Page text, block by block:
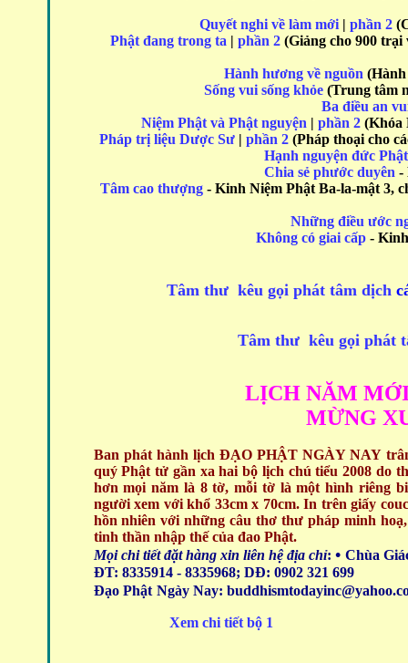
Quyết nghi về làm mới | phần 2
Phật đang trong ta | phần 2 (Giảng cho 900
Hành hương về nguồn
Sống vui sống khỏe (Trung tâm
Ba điều an
Niệm Phật và Phật nguyện | phần 2 (Khóa
Pháp trị liệu Dược Sư| phần 2(Pháp thoại cho
Hạnh nguyện đức
Chia sẻ phước duyên -
Tâm cao thượng- Kinh Niệm Phật Ba-la-mật 3,
Những điều ước
Không có giai cấp -
Tâmthư kêu gọi phát tâm dịch
Tâm thư kêu gọi phát
LỊCH NĂM
MỪNG
Ban phát hành lịch ĐẠO PHẬT NGÀY NAY
quý Phật tử gần xa hai bộ lịch chú tiểu 2008 do
hơn mọi năm là 8 tờ, mỗi tờ là một hình riêng
người xem với khổ 33cm x 70cm. In trên giấy
hồn nhiên với những câu thơ thư pháp minh
tinh thần nhập thế của đao Phật.
Mọi chi tiết đặt hàng xin liên hệ địa chỉ: • Chùa
ĐT: 8335914 - 8335968; DĐ: 0902 321 699
Đạo Phật Ngày Nay:
Xem chi tiết bộ 1